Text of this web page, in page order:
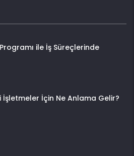
ile İş Süreçlerinde
İçin Ne Anlama Gelir?